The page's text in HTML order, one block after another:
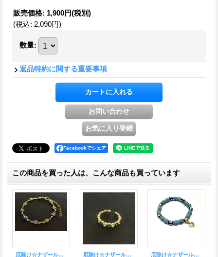
販売価格: 1,900円(税別)
(税込: 2,090円)
数量:
返品特約に関する重要事項
Facebookでシェア
この商品を買った人は、こんな商品も買っています
厄除け☆ナザールボンジュウ★細めブレスレット ゴールド（アジャスター付） 厄除け☆ナザールボンジュウ リング B 厄除け☆ナザールボンジュウ★トルコビーズ ブレスレット G